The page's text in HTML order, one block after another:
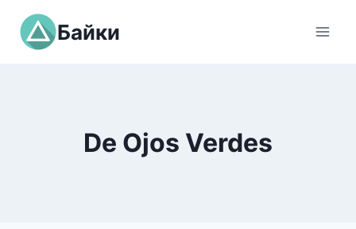
Перейти
содержимому
Байки
De Ojos Verdes